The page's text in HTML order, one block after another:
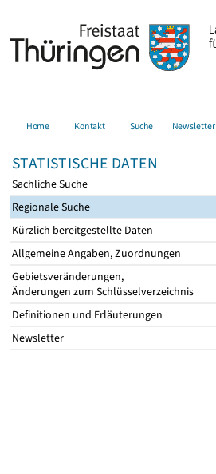
Home Kontakt Suche Newsletter
STATISTISCHE DATEN
Sachliche Suche
Regionale Suche
Kürzlich bereitgestellte Daten
Allgemeine Angaben, Zuordnungen
Gebietsveränderungen,
Änderungen zum Schlüsselverzeichnis
Definitionen und Erläuterungen
Newsletter